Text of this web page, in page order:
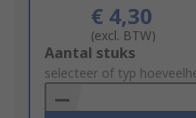
€ 4,30
(excl. BTW)
Add
to
Basket
Aantal stuks
selecteer of typ